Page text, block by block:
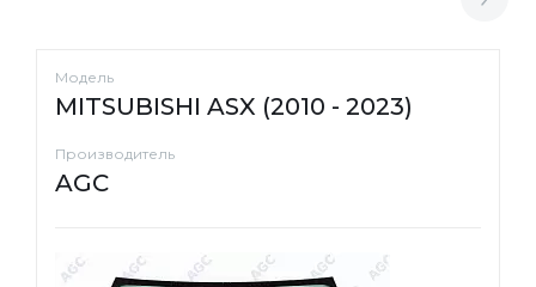
Модель
MITSUBISHI ASX (2010 - 2023)
Производитель
AGC